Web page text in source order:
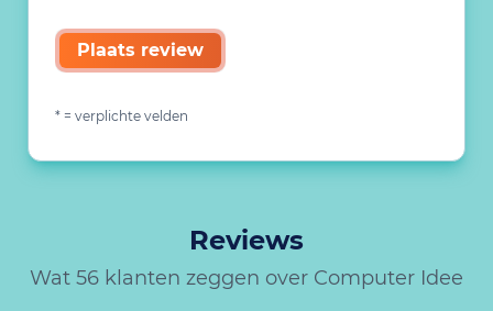
Plaats review
* = verplichte velden
Reviews
Wat 56 klanten zeggen over Computer Idee